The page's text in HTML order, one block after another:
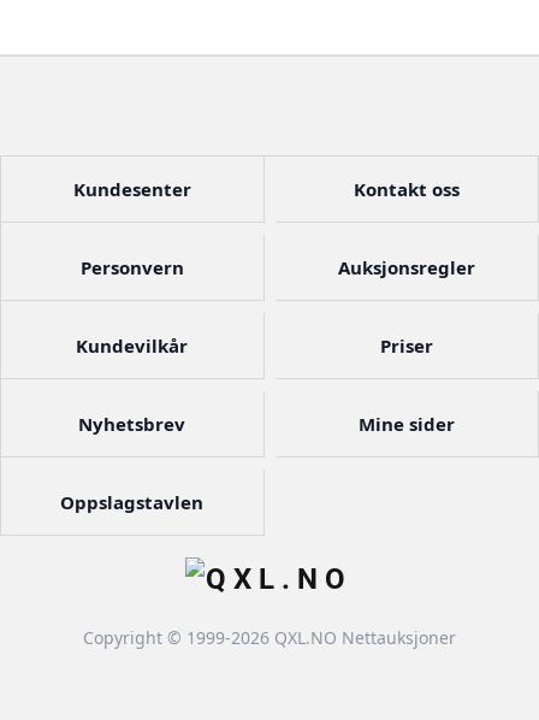
Copyright © 1999-2026 QXL.NO Nettauksjoner
Kundesenter Kontakt oss
Personvern Auksjonsregler
Kundevilkår Priser
Nyhetsbrev Mine sider
Oppslagstavlen